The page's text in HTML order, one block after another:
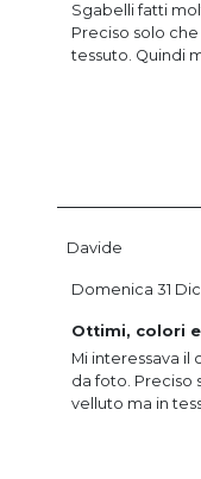
Sgabelli fatti
Preciso solo
tessuto. Quindi
Davide
Ottimi, colori
Mi interessava
da foto. Preciso
velluto ma in
Domenica 31